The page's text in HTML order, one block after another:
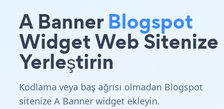
A BannerBlogspot
Widget Web Sitenize
Yerleştirin
Kodlama veya baş ağrısı olmadan Blogspot
sitenize A Banner widget ekleyin.